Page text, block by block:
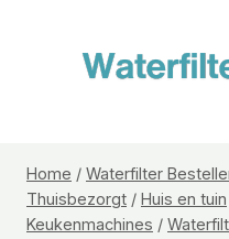
Home / Waterfilter
Thuisbezorgt / Huis en tuin
Keukenmachines /